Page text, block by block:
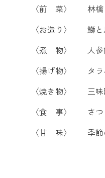
〈前 菜〉 林檎
〈お造り〉 鰤と
〈煮 物〉 人参
〈揚げ物〉 タラ
〈焼き物〉 三味
〈食 事〉 さつ
〈甘 味〉 季節